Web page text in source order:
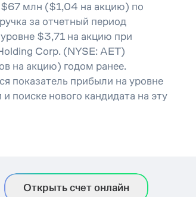
$67 млн ($1,04 на акцию) по
за отчетный период
$3,71 на акцию при
Corp. (NYSE: AET)
на акцию) годом ранее.
показатель прибыли на уровне
поиске нового кандидата на эту
Открыть счет онлайн